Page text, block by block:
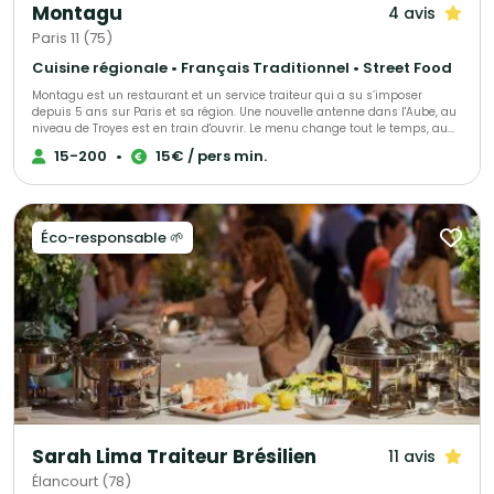
Montagu 4 avis
Paris 11 (75)
Cuisine régionale • Français Traditionnel • Street Food
Montagu est un restaurant et un service traiteur qui a su s’imposer
depuis 5 ans sur Paris et sa région. Une nouvelle antenne dans l'Aube, au
niveau de Troyes est en train d'ouvrir. Le menu change tout le temps, au
gré des saisons et des tendances mais surtout au gré de vos envies et de
vos attentes. Que vous soyez amateur de viande ou de poisson,
plateaux repas. Pour déjeuner ou dîner, pour vos événements privés ou
professionnels, faites nous confiance
15-200 • 15€ / pers min.
Éco-responsable 🌱
Sarah Lima Traiteur Brésilien 11 avis
Élancourt (78)